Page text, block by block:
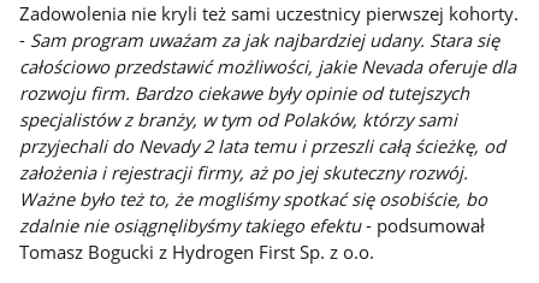
Zadowolenia nie kryli też sami uczestnicy pierwszej kohorty.
- Sam program uważam za jak najbardziej udany. Stara się
całościowo przedstawić możliwości, jakie Nevada oferuje dla
rozwoju firm. Bardzo ciekawe były opinie od tutejszych
specjalistów z branży, w tym od Polaków, którzy sami
przyjechali do Nevady 2 lata temu i przeszli całą ścieżkę, od
założenia i rejestracji firmy, aż po jej skuteczny rozwój.
Ważne było też to, że mogliśmy spotkać się osobiście, bo
zdalnie nie osiągnęlibyśmy takiego efektu- podsumował
Tomasz Bogucki z Hydrogen First Sp. z o.o.